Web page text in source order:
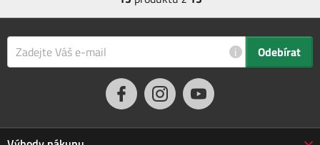
i Odebírat